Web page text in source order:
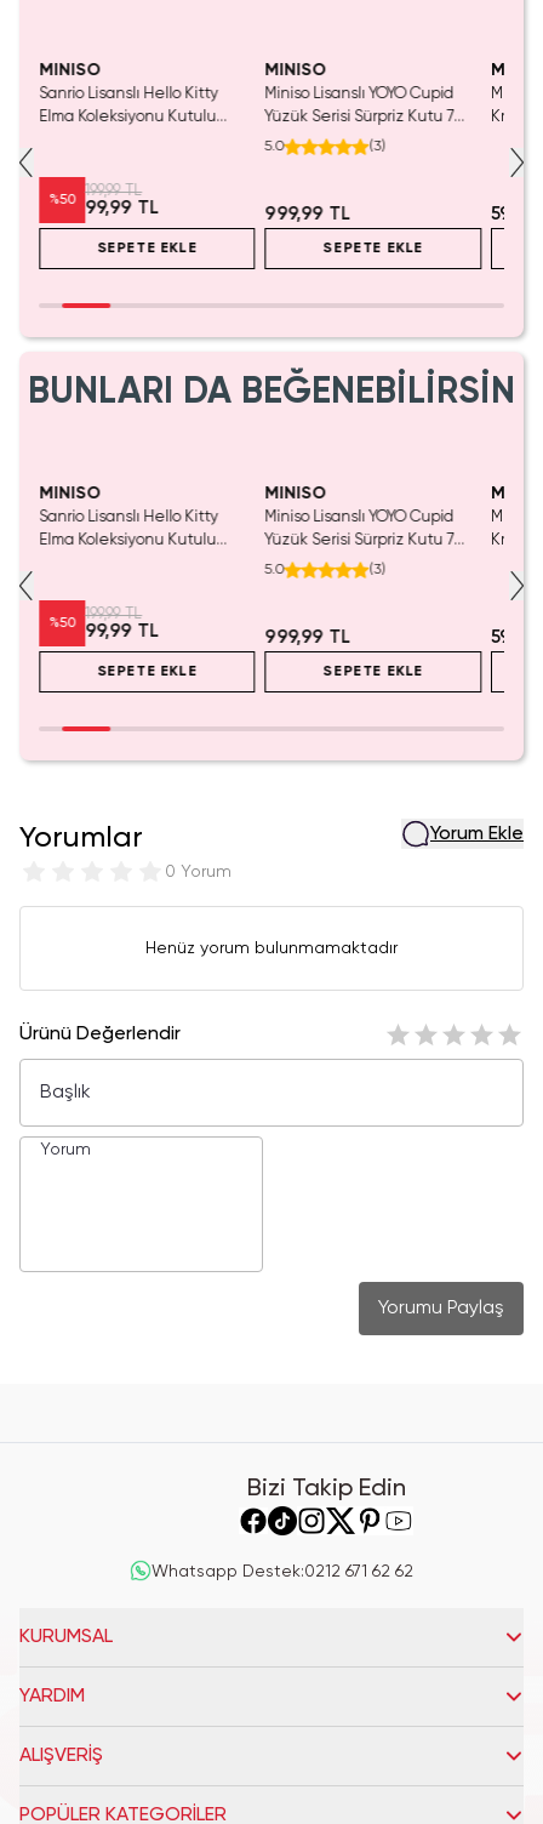
MINISO
Sanrio Lisanslı Hello Kitty
Elma Koleksiyonu Kutulu
%50
199,99 TL
99,99 TL
SEPETE EKLE
MINISO
Miniso Lisanslı YOYO Cupid
Yüzük Serisi Sürpriz Kutu 7
Cm – Blind Box
5.0 (3)
999,99 TL
SEPETE EKLE
Miniso
Kristal
BUNLARI DA BEĞENEBİLİRSİN
MINISO
Sanrio Lisanslı Hello Kitty
Elma Koleksiyonu Kutulu
%50
199,99 TL
99,99 TL
SEPETE EKLE
MINISO
Miniso Lisanslı YOYO Cupid
Yüzük Serisi Sürpriz Kutu 7
Cm – Blind Box
5.0 (3)
999,99 TL
SEPETE EKLE
Miniso
Kristal
Yorumlar
0 Yorum
Yorum Ekle
Henüz yorum bulunmamaktadır
Ürünü Değerlendir
Yorumu Paylaş
Bizi Takip Edin
Whatsapp Destek:0212 671 62 62
KURUMSAL
YARDIM
ALIŞVERİŞ
POPÜLER KATEGORİLER